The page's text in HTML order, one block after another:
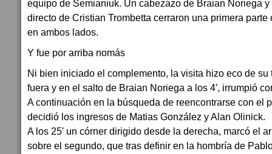
equipo de Semianiuk. Un cabezazo de Braian Noriega
directo de Cristian Trombetta cerraron una primera
en ambos lados.
Y fue por arriba nomás
Ni bien iniciado el complemento, la visita hizo eco de
fuera y en el salto de Braian Noriega a los 4′, irrumpió
A continuación en la búsqueda de reencontrarse con el
decidió los ingresos de Matias González y Alan Olinick.
A los 25′ un córner dirigido desde la derecha, marcó el
sobre el segundo, que tras definir en la hombría de